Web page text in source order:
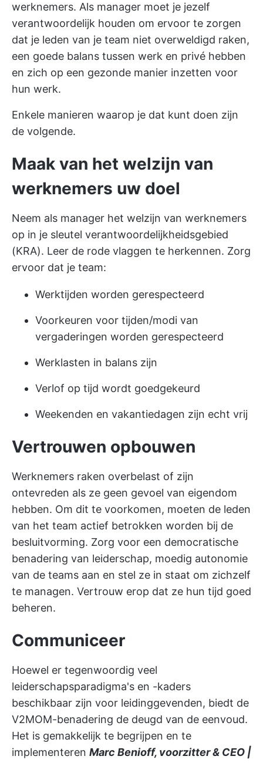
werknemers. Als manager moet je jezelf
verantwoordelijk houden om ervoor te zorgen
dat je leden van je team niet overweldigd raken,
een goede balans tussen werk en privé hebben
en zich op een gezonde manier inzetten voor
hun werk.
Enkele manieren waarop je dat kunt doen zijn
de volgende.
Maak van het welzijn van
werknemers uw doel
Neem als manager het welzijn van werknemers
op in je sleutel verantwoordelijkheidsgebied
(KRA). Leer de rode vlaggen te herkennen. Zorg
ervoor dat je team:
Werktijden worden gerespecteerd
Voorkeuren voor tijden/modi van
vergaderingen worden gerespecteerd
Werklasten in balans zijn
Verlof op tijd wordt goedgekeurd
Weekenden en vakantiedagen zijn echt vrij
Vertrouwen opbouwen
Werknemers raken overbelast of zijn
ontevreden als ze geen gevoel van eigendom
hebben. Om dit te voorkomen, moeten de leden
van het team actief betrokken worden bij de
besluitvorming. Zorg voor een democratische
benadering van leiderschap, moedig autonomie
van de teams aan en stel ze in staat om zichzelf
te managen. Vertrouw erop dat ze hun tijd goed
beheren.
Communiceer
Hoewel er tegenwoordig veel
leiderschapsparadigma's en -kaders
beschikbaar zijn voor leidinggevenden, biedt de
V2MOM-benadering de deugd van de eenvoud.
Het is gemakkelijk te begrijpen en te
implementeren Marc Benioff, voorzitter & CEO |